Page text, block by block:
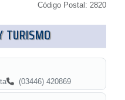
Código Postal: 2820
TURISMO
(03446) 420869